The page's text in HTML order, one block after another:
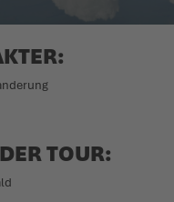
MEHR!
TOUR: